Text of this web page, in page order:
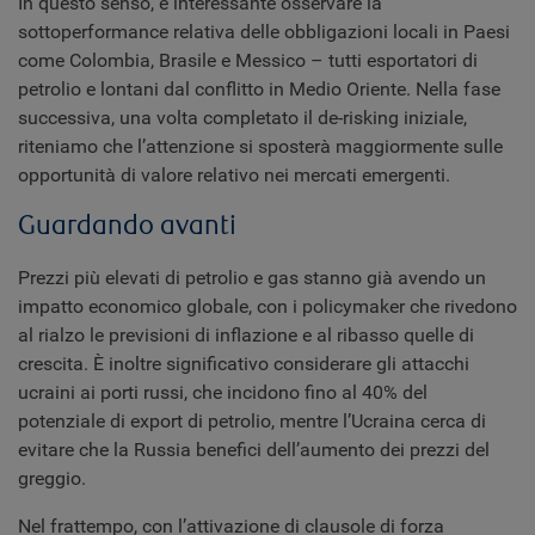
sottoperformance relativa delle obbligazioni locali in Paesi
come Colombia, Brasile e Messico – tutti esportatori di
petrolio e lontani dal conflitto in Medio Oriente. Nella fase
successiva, una volta completato il de-risking iniziale,
riteniamo che l’attenzione si sposterà maggiormente sulle
opportunità di valore relativo nei mercati emergenti.
Guardando avanti
Prezzi più elevati di petrolio e gas stanno già avendo un
impatto economico globale, con i policymaker che rivedono
al rialzo le previsioni di inflazione e al ribasso quelle di
crescita. È inoltre significativo considerare gli attacchi
ucraini ai porti russi, che incidono fino al 40% del
potenziale di export di petrolio, mentre l’Ucraina cerca di
evitare che la Russia benefici dell’aumento dei prezzi del
greggio.
Nel frattempo, con l’attivazione di clausole di forza